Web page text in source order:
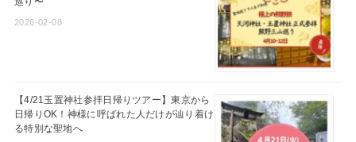
2026-02-08
【4/21玉置神社参拝日帰りツアー】東京から
日帰りOK！神様に呼ばれた人だけが辿り着け
る特別な聖地へ